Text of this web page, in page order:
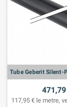
117,95 € le metre,